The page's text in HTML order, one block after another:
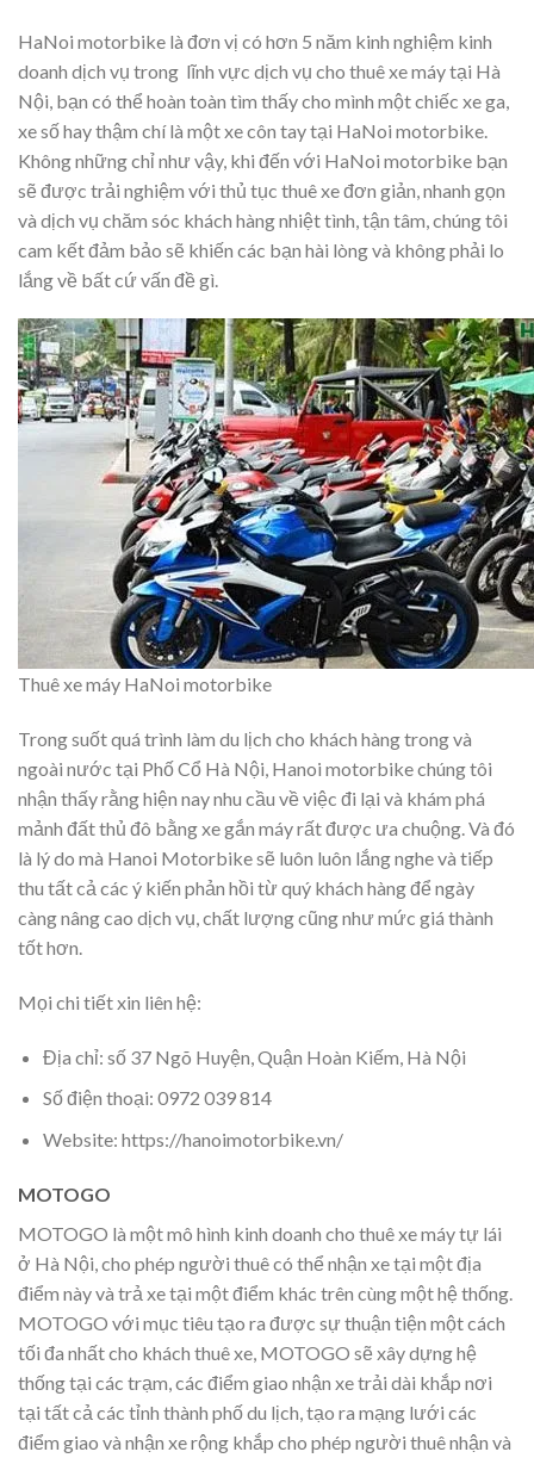
HaNoi motorbike là đơn vị có hơn 5 năm kinh nghiệm kinh
doanh dịch vụ trong lĩnh vực dịch vụ cho thuê xe máy tại Hà
Nội, bạn có thể hoàn toàn tìm thấy cho mình một chiếc xe ga,
xe số hay thậm chí là một xe côn tay tại HaNoi motorbike.
Không những chỉ như vậy, khi đến với HaNoi motorbike bạn
sẽ được trải nghiệm với thủ tục thuê xe đơn giản, nhanh gọn
và dịch vụ chăm sóc khách hàng nhiệt tình, tận tâm, chúng tôi
cam kết đảm bảo sẽ khiến các bạn hài lòng và không phải lo
lắng về bất cứ vấn đề gì.
Thuê xe máy HaNoi motorbike
Trong suốt quá trình làm du lịch cho khách hàng trong và
ngoài nước tại Phố Cổ Hà Nội, Hanoi motorbike chúng tôi
nhận thấy rằng hiện nay nhu cầu về việc đi lại và khám phá
mảnh đất thủ đô bằng xe gắn máy rất được ưa chuộng. Và đó
là lý do mà Hanoi Motorbike sẽ luôn luôn lắng nghe và tiếp
thu tất cả các ý kiến phản hồi từ quý khách hàng để ngày
càng nâng cao dịch vụ, chất lượng cũng như mức giá thành
tốt hơn.
Mọi chi tiết xin liên hệ:
Địa chỉ: số 37 Ngõ Huyện, Quận Hoàn Kiếm, Hà Nội
Số điện thoại: 0972 039 814
Website: https://hanoimotorbike.vn/
MOTOGO
MOTOGO là một mô hình kinh doanh cho thuê xe máy tự lái
ở Hà Nội, cho phép người thuê có thể nhận xe tại một địa
điểm này và trả xe tại một điểm khác trên cùng một hệ thống.
MOTOGO với mục tiêu tạo ra được sự thuận tiện một cách
tối đa nhất cho khách thuê xe, MOTOGO sẽ xây dựng hệ
thống tại các trạm, các điểm giao nhận xe trải dài khắp nơi
tại tất cả các tỉnh thành phố du lịch, tạo ra mạng lưới các
điểm giao và nhận xe rộng khắp cho phép người thuê nhận và